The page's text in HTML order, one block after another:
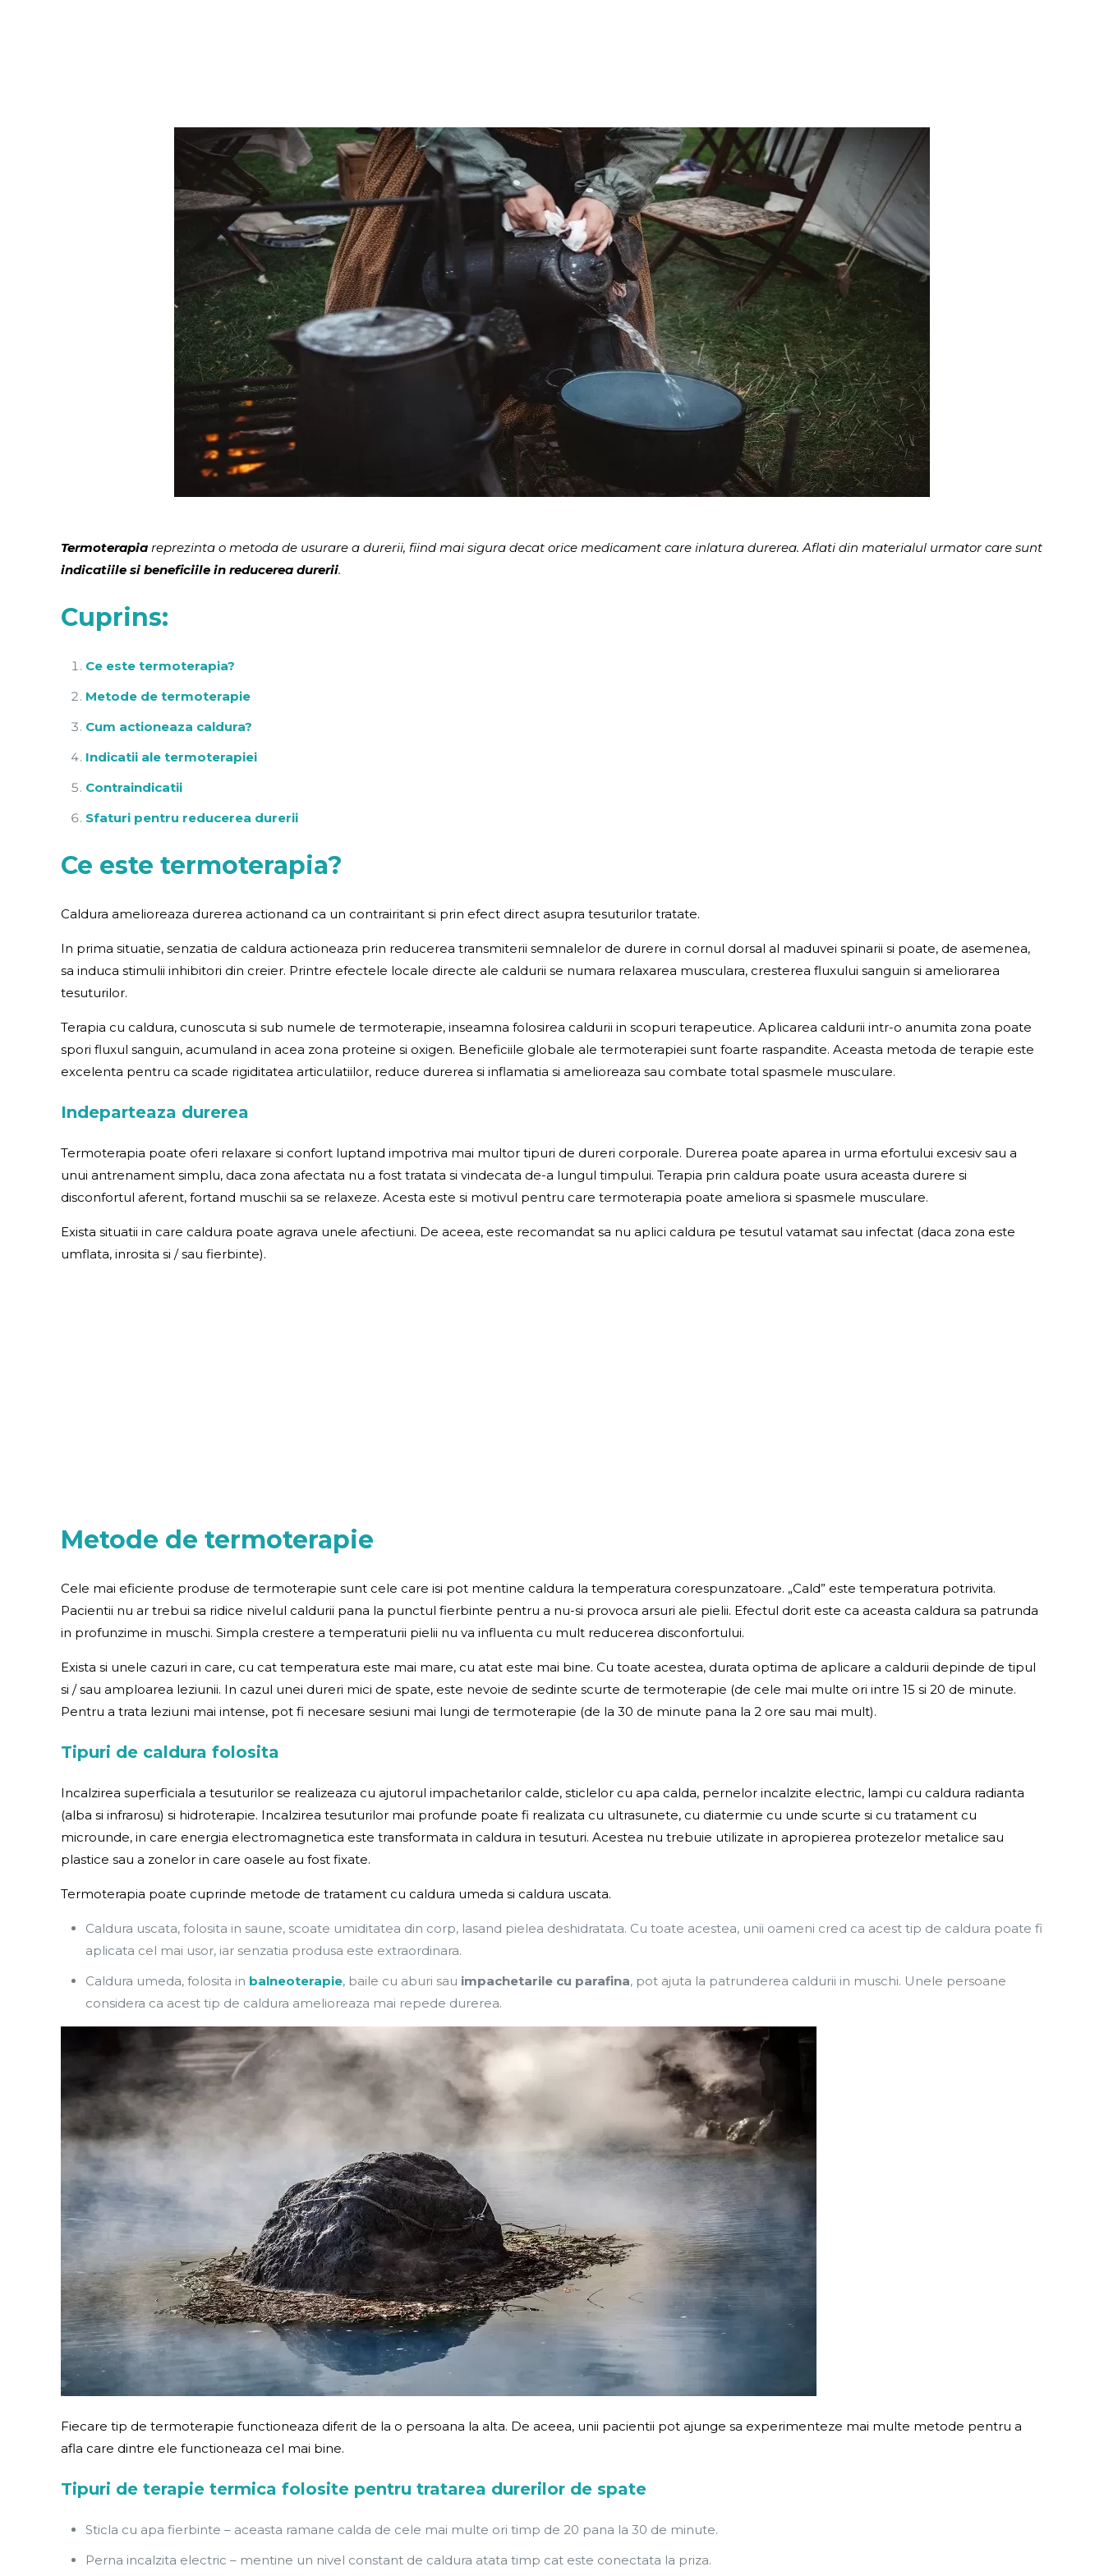
Termoterapia reprezinta o metoda de usurare a durerii, fiind mai sigura decat orice medicament care inlatura durerea. Aflati din materialul urmator care sunt
indicatiile si beneficiile in reducerea durerii.
Cuprins:
Ce este termoterapia?
Metode de termoterapie
Cum actioneaza caldura?
Indicatii ale termoterapiei
Contraindicatii
Sfaturi pentru reducerea durerii
Ce este termoterapia?
Caldura amelioreaza durerea actionand ca un contrairitant si prin efect direct asupra tesuturilor tratate.
In prima situatie, senzatia de caldura actioneaza prin reducerea transmiterii semnalelor de durere in cornul dorsal al maduvei spinarii si poate, de asemenea,
sa induca stimulii inhibitori din creier. Printre efectele locale directe ale caldurii se numara relaxarea musculara, cresterea fluxului sanguin si ameliorarea
tesuturilor.
Terapia cu caldura, cunoscuta si sub numele de termoterapie, inseamna folosirea caldurii in scopuri terapeutice. Aplicarea caldurii intr-o anumita zona poate
spori fluxul sanguin, acumuland in acea zona proteine si oxigen. Beneficiile globale ale termoterapiei sunt foarte raspandite. Aceasta metoda de terapie este
excelenta pentru ca scade rigiditatea articulatiilor, reduce durerea si inflamatia si amelioreaza sau combate total spasmele musculare.
Indeparteaza durerea
Termoterapia poate oferi relaxare si confort luptand impotriva mai multor tipuri de dureri corporale. Durerea poate aparea in urma efortului excesiv sau a
unui antrenament simplu, daca zona afectata nu a fost tratata si vindecata de-a lungul timpului. Terapia prin caldura poate usura aceasta durere si
disconfortul aferent, fortand muschii sa se relaxeze. Acesta este si motivul pentru care termoterapia poate ameliora si spasmele musculare.
Exista situatii in care caldura poate agrava unele afectiuni. De aceea, este recomandat sa nu aplici caldura pe tesutul vatamat sau infectat (daca zona este
umflata, inrosita si / sau fierbinte).
Metode de termoterapie
Cele mai eficiente produse de termoterapie sunt cele care isi pot mentine caldura la temperatura corespunzatoare. „Cald” este temperatura potrivita.
Pacientii nu ar trebui sa ridice nivelul caldurii pana la punctul fierbinte pentru a nu-si provoca arsuri ale pielii. Efectul dorit este ca aceasta caldura sa patrunda
in profunzime in muschi. Simpla crestere a temperaturii pielii nu va influenta cu mult reducerea disconfortului.
Exista si unele cazuri in care, cu cat temperatura este mai mare, cu atat este mai bine. Cu toate acestea, durata optima de aplicare a caldurii depinde de tipul
si / sau amploarea leziunii. In cazul unei dureri mici de spate, este nevoie de sedinte scurte de termoterapie (de cele mai multe ori intre 15 si 20 de minute.
Pentru a trata leziuni mai intense, pot fi necesare sesiuni mai lungi de termoterapie (de la 30 de minute pana la 2 ore sau mai mult).
Tipuri de caldura folosita
Incalzirea superficiala a tesuturilor se realizeaza cu ajutorul impachetarilor calde, sticlelor cu apa calda, pernelor incalzite electric, lampi cu caldura radianta
(alba si infrarosu) si hidroterapie. Incalzirea tesuturilor mai profunde poate fi realizata cu ultrasunete, cu diatermie cu unde scurte si cu tratament cu
microunde, in care energia electromagnetica este transformata in caldura in tesuturi. Acestea nu trebuie utilizate in apropierea protezelor metalice sau
plastice sau a zonelor in care oasele au fost fixate.
Termoterapia poate cuprinde metode de tratament cu caldura umeda si caldura uscata.
Caldura uscata, folosita in saune, scoate umiditatea din corp, lasand pielea deshidratata. Cu toate acestea, unii oameni cred ca acest tip de caldura poate fi
aplicata cel mai usor, iar senzatia produsa este extraordinara.
Caldura umeda, folosita in balneoterapie, baile cu aburi sau impachetarile cu parafina, pot ajuta la patrunderea caldurii in muschi. Unele persoane
considera ca acest tip de caldura amelioreaza mai repede durerea.
Fiecare tip de termoterapie functioneaza diferit de la o persoana la alta. De aceea, unii pacientii pot ajunge sa experimenteze mai multe metode pentru a
afla care dintre ele functioneaza cel mai bine.
Tipuri de terapie termica folosite pentru tratarea durerilor de spate
Sticla cu apa fierbinte – aceasta ramane calda de cele mai multe ori timp de 20 pana la 30 de minute.
Perna incalzita electric – mentine un nivel constant de caldura atata timp cat este conectata la priza.